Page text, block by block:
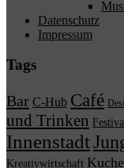
Datenschutz
Impressum
Tags
Bar C-Hub Café
und Trinken
Innenstadt
Kreativwirtschaft